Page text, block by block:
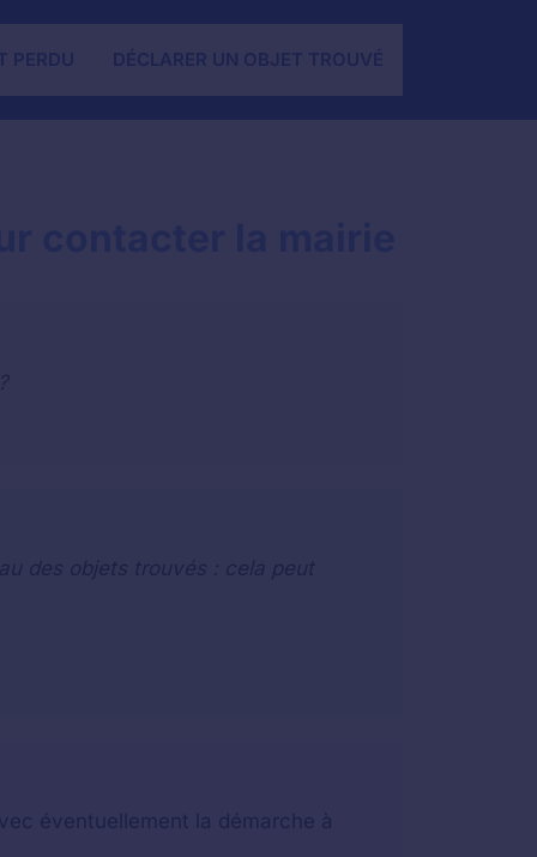
PERDU DÉCLARER UN OBJET TROUVÉ